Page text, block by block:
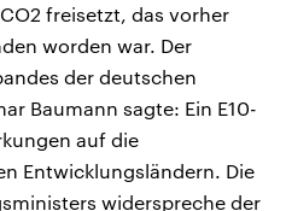
freisetzt, das vorher
worden war. Der
der deutschen
Baumann sagte: Ein E10-
auf die
Entwicklungsländern. Die
widerspreche der